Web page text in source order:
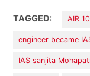
TAGGED: AIR 10
engineer became
IAS sanjita